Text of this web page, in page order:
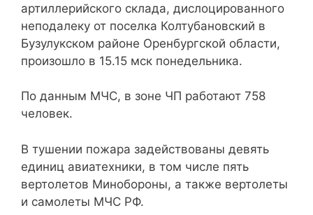
артиллерийского склада, дислоцированного
неподалеку от поселка Колтубановский в
Бузулукском районе Оренбургской области,
произошло в 15.15 мск понедельника.
По данным МЧС, в зоне ЧП работают 758
человек.
В тушении пожара задействованы девять
единиц авиатехники, в том числе пять
вертолетов Минобороны, а также вертолеты
и самолеты МЧС РФ.